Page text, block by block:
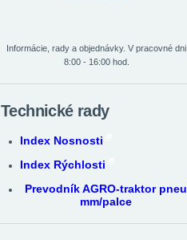
Informácie, rady a objednávky. V pracovné dni
8:00 - 16:00 hod.
Technické rady
Index Nosnosti
Index Rýchlosti
Prevodník AGRO-traktor pneu
mm/palce